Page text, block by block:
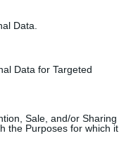
Data.
Data for Targeted
Sale, and/or Sharing
the Purposes for which it
Successiva